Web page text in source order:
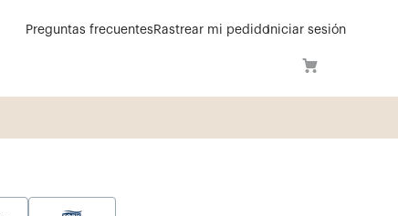
Preguntas frecuentes Rastrear mi pedidoIniciar sesión